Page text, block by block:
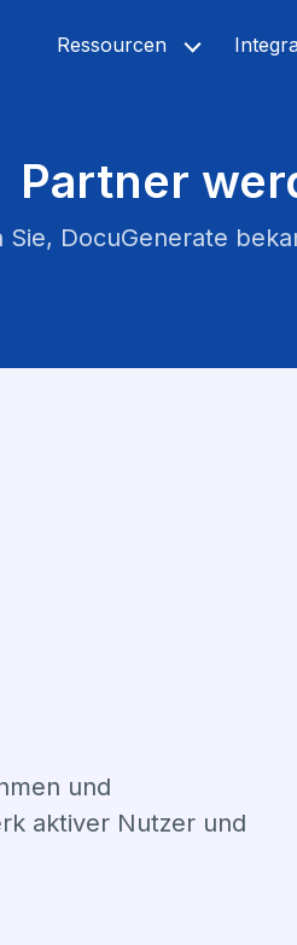
Ressourcen
Partner
Sie, DocuGenerate
und
aktiver Nutzer und